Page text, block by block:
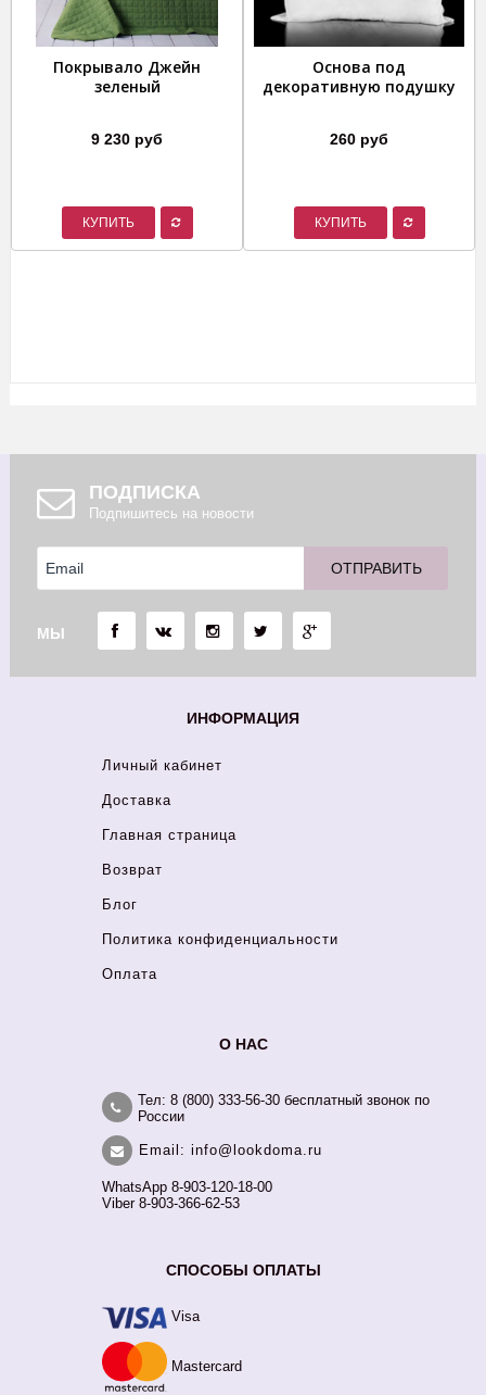
Покрывало Джейн
зеленый
9 230 руб
КУПИТЬ
Основа под
декоративную подушку
260 руб
КУПИТЬ
ПОДПИСКА
Подпишитесь на новости
МЫ
ИНФОРМАЦИЯ
Личный кабинет
Доставка
Главная страница
Возврат
Блог
Политика конфиденциальности
Оплата
О НАС
Тел: 8 (800) 333-56-30 бесплатный звонок по
России
Email: info@lookdoma.ru
WhatsApp 8-903-120-18-00
Viber 8-903-366-62-53
СПОСОБЫ ОПЛАТЫ
Visa
Mastercard